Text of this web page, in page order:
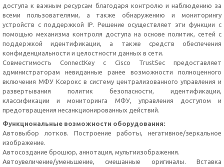
доступа к важным ресурсам благодаря контролю и наблюдению за
всеми пользователями, а также обнаружению и мониторингу
устройств с поддержкой IP. Решение осуществляет эти функции с
помощью механизма контроля доступа на основе политик, сетей с
поддержкой идентификации, а также средств обеспечения
конфиденциальности и целостности данных в сети.
Совместимость ConnectKey c Cisco TrustSec предоставляет
администраторам невиданные ранее возможности полноценного
включения МФУ Ксерокс в систему централизованного управления и
развертывания политик безопасности, идентификации,
классификации и мониторинга МФУ, управления доступом и
предотвращения несанкционированных действий.
Функциональные возможности оборудования:
Автовыбор лотков. Построение работы, негативное/зеркальное
изображение.
Автосоздание брошюр, аннотация, мультиизображения.
Автоувеличение/уменьшение, смешанные оригиналы. Вставка